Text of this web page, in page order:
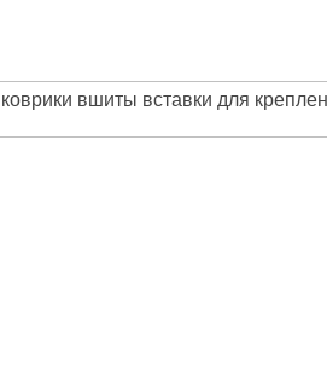
вшиты вставки для